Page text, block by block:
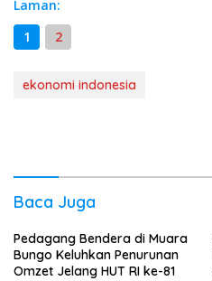
Laman:
1
2
ekonomi indonesia
Baca Juga
Pedagang Bendera di Muara
Bungo Keluhkan Penurunan
Omzet Jelang HUT RI ke-81